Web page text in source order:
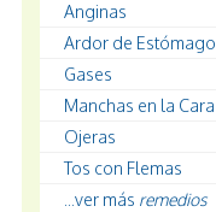
Anginas
Ardor de Estómago
Gases
Manchas en la Cara
Ojeras
Tos con Flemas
...ver más remedios